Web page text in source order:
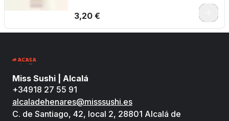
3,20 €
Miss Sushi | Alcalá
+34918 27 55 91
alcaladehenares@misssushi.es
C. de Santiago, 42, local 2, 28801 Alcalá de